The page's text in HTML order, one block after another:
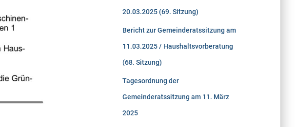
20.03.2025 (69. Sitzung)
Bericht zur Gemeinderatssitzung am
11.03.2025 / Haushaltsvorberatung
(68. Sitzung)
Tagesordnung der
Gemeinderatssitzung am 11. März
2025